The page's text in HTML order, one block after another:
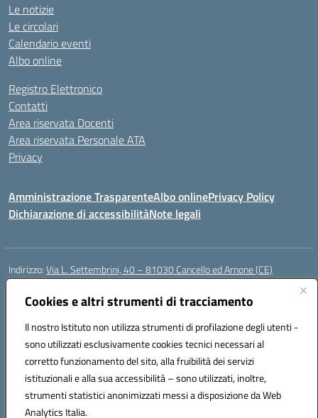
Cookies e altri strumenti di tracciamento
Il nostro Istituto non utilizza strumenti di profilazione degli utenti -
sono utilizzati esclusivamente cookies tecnici necessari al
corretto funzionamento del sito, alla fruibilità dei servizi
istituzionali e alla sua accessibilità – sono utilizzati, inoltre,
strumenti statistici anonimizzati messi a disposizione da Web
Analytics Italia.
Le notizie
Le circolari
Calendario eventi
Albo online
Registro Elettronico
Contatti
Area riservata Docenti
Area riservata Personale ATA
Privacy
Amministrazione TrasparenteAlbo onlinePrivacy Policy
Dichiarazione di accessibilitàNote legali
Indirizzo:Via L. Settembrini, 40 – 81030 Cancello ed Arnone (CE)
Centralino:
Posta elettronica certificata (PEC):ceic818008@pec.istruzione.it
Codice fiscale: 80009710619
Codice meccanografico:CEIC818008
Codice Indice delle Pubbliche Amministrazioni (IPA): istsc_ceic818008
Codice unico di fatturazione (CUF): UF0QMA